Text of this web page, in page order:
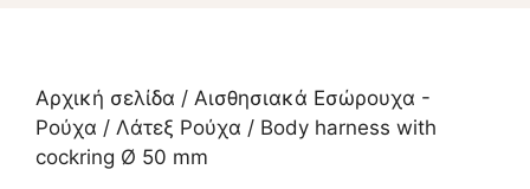
Αρχική σελίδα / Αισθησιακά Εσώρουχα -
Ρούχα / Λάτεξ Ρούχα / Body harness with
cockring Ø 50 mm